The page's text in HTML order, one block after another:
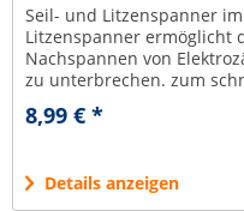
Seil- und Litzenspanner
Litzenspanner ermöglicht
Nachspannen von
zu unterbrechen. zum
oder Litze im bestehenden...
8,99 € *
Details anzeigen